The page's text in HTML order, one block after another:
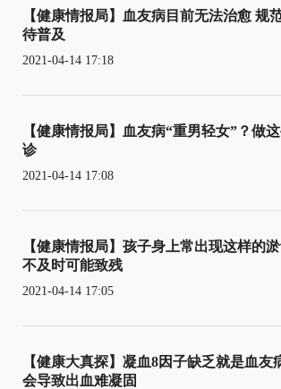
【健康情报局】血友病目前无法治愈 规
待普及
2021-04-14 17:18
【健康情报局】血友病“重男轻女”？做
诊
2021-04-14 17:08
【健康情报局】孩子身上常出现这样的
不及时可能致残
2021-04-14 17:05
【健康大真探】凝血8因子缺乏就是血友
会导致出血难凝固